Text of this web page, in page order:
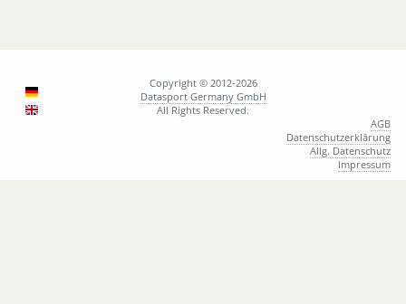
Copyright © 2012-2026
Datasport Germany GmbH
All Rights Reserved.
AGB
Datenschutzerklärung
Allg. Datenschutz
Impressum